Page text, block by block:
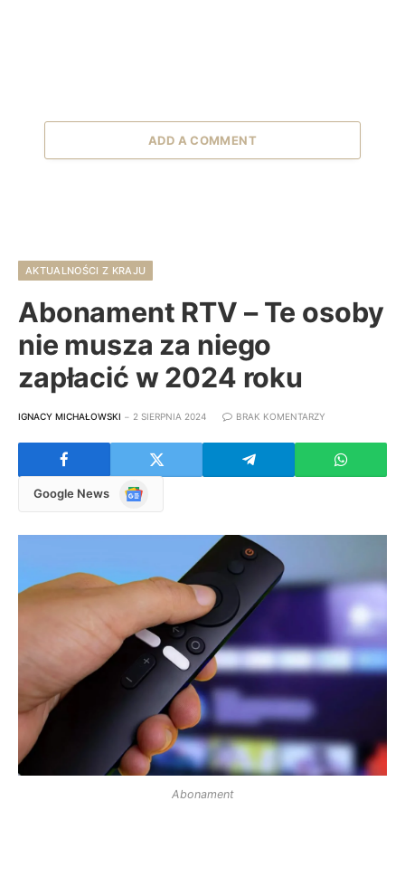
ADD A COMMENT
AKTUALNOŚCI Z KRAJU
Abonament RTV – Te osoby
nie musza za niego
zapłacić w 2024 roku
IGNACY MICHAŁOWSKI 2 SIERPNIA 2024 BRAK KOMENTARZY
Google News
Google
Abonament